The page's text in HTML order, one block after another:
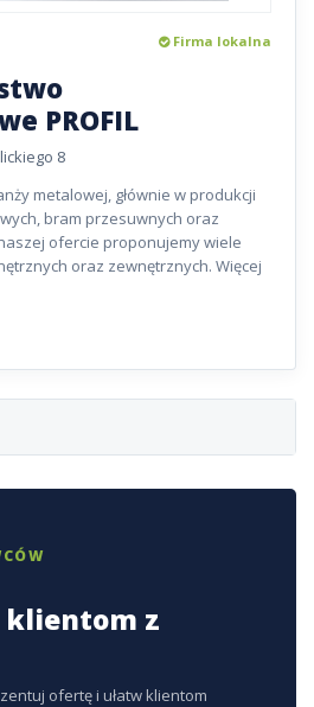
Firma lokalna
PROFIL
8
metalowej, głównie w produkcji
bram przesuwnych oraz
ofercie proponujemy wiele
oraz zewnętrznych. Więcej
klientom z
ofertę i ułatw klientom